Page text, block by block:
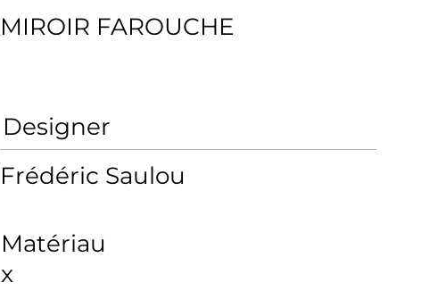
MIROIR FAROUCHE
Designer
Frédéric Saulou
Matériau
x